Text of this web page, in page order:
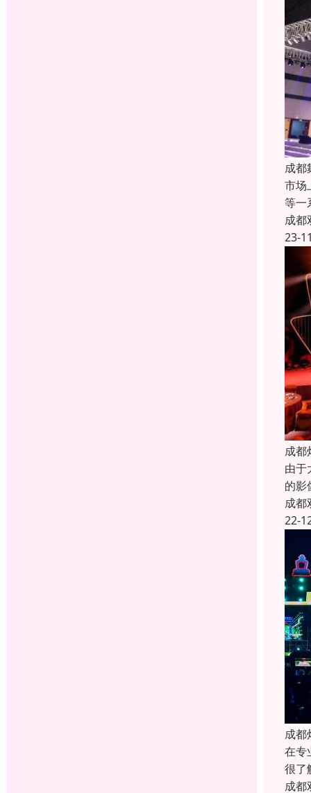
成都
市场
等一
成都
23-
成都
由于
的影
成都
22-
成都
在专
很了
成都